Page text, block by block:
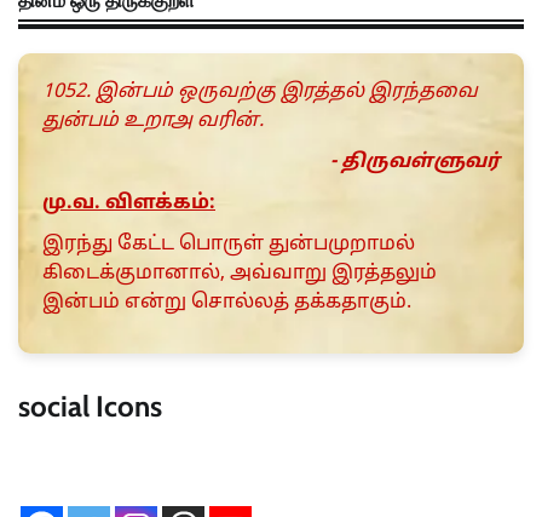
1052. இன்பம் ஒருவற்கு இரத்தல் இரந்தவை
துன்பம் உறாஅ வரின்.
- திருவள்ளுவர்
மு.வ. விளக்கம்:
இரந்து கேட்ட பொருள் துன்பமுறாமல்
கிடைக்குமானால், அவ்வாறு இரத்தலும்
இன்பம் என்று சொல்லத் தக்கதாகும்.
social Icons